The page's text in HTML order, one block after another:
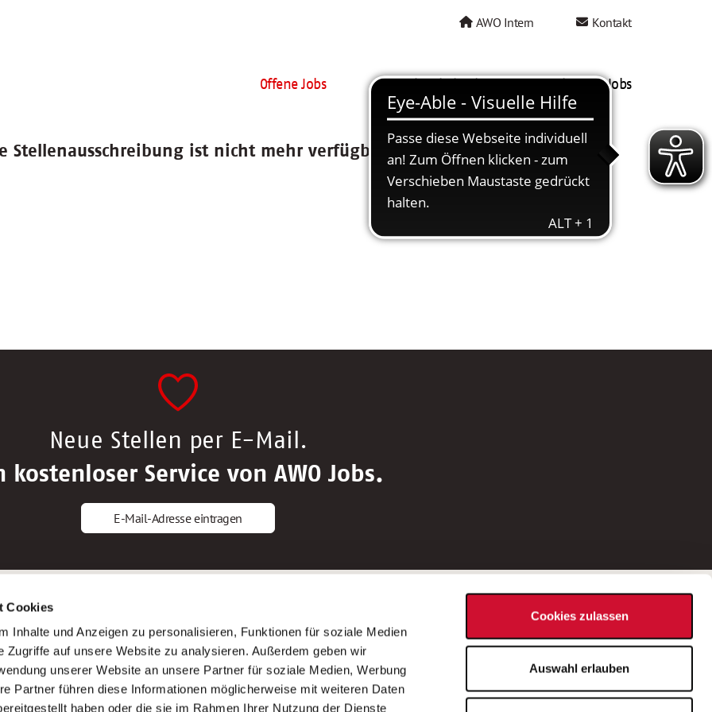
Cookies
Inhalte und Anzeigen zu personalisieren, Funktionen für soziale Medien
Zugriffe auf unsere Website zu analysieren. Außerdem geben wir
unserer Website an unsere Partner für soziale Medien, Werbung
Partner führen diese Informationen möglicherweise mit weiteren Daten
haben oder die sie im Rahmen Ihrer Nutzung der Dienste
Cookies zulassen
Auswahl erlauben
AWO Intern Kontakt
Offene Jobs AWO als Arbeitgeber Mein AWO Jobs
Stellenausschreibung ist nicht mehr verfügbar.
Neue Stellen per E-Mail.
kostenloser Service von AWO Jobs.
E-Mail-Adresse eintragen
Altenpfleger*in
Krankenpfleger*in
Altenpflegehelfer*in
Erzieher*in
AWO Gliederungen nach Bundesland
Stellenangebote nach Bundesländern
Sitemap
Impressum
Datenschutz
Bei Fragen zu einer Stellenausschreibung
wenden Sie sich bitte an die*den in der
Stellenausschreibung genannte*n